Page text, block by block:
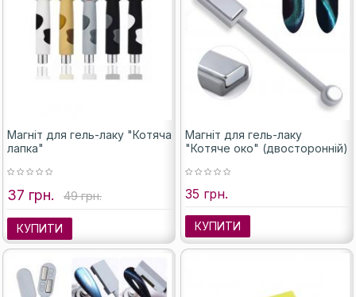
Магніт для гель-лаку "Котяча
лапка"
37 грн. 49 грн.
КУПИТИ
Магніт для гель-лаку
"Котяче око" (двосторонній)
35 грн.
КУПИТИ